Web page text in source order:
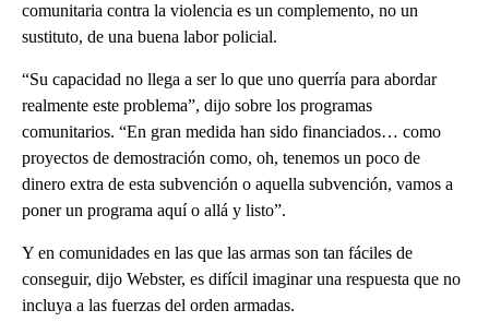
comunitaria contra la violencia es un complemento, no un
sustituto, de una buena labor policial.
“Su capacidad no llega a ser lo que uno querría para abordar
realmente este problema”, dijo sobre los programas
comunitarios. “En gran medida han sido financiados… como
proyectos de demostración como, oh, tenemos un poco de
dinero extra de esta subvención o aquella subvención, vamos a
poner un programa aquí o allá y listo”.
Y en comunidades en las que las armas son tan fáciles de
conseguir, dijo Webster, es difícil imaginar una respuesta que no
incluya a las fuerzas del orden armadas.